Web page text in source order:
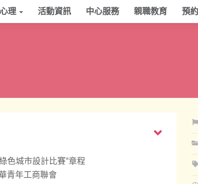
心理 活動資訊 中心服務 親職教育 預
色城市設計比賽”章程
青年工商聯會